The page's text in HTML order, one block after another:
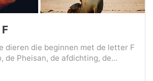
dieren die beginnen met de letter F
de Pheisan, de afdichting, de...